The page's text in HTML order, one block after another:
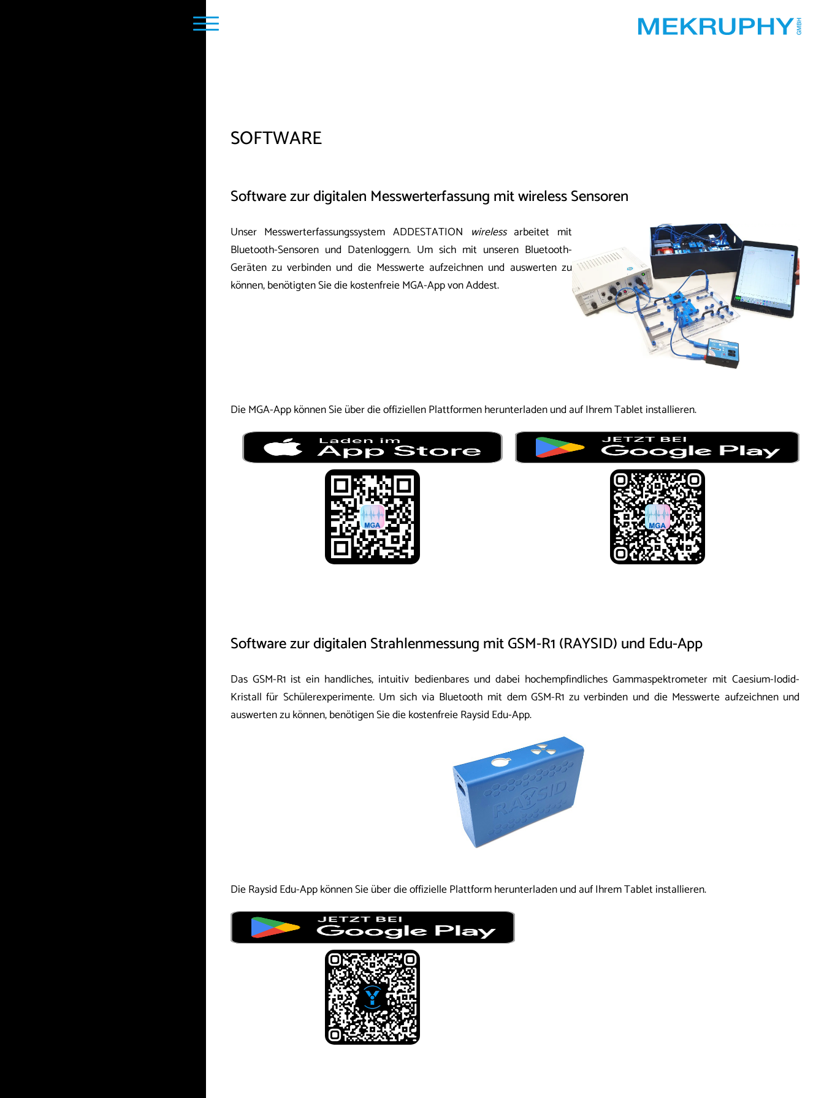
SOFTWARE
Software zur digitalen Messwerterfassung mit wireless Sensoren
Unser Messwerterfassungssystem ADDESTATION wirelessarbeitet mit
Bluetooth-Sensoren und Datenloggern. Um sich mit unseren Bluetooth-
Geräten zu verbinden und die Messwerte aufzeichnen und auswerten zu
können, benötigten Sie die kostenfreie MGA-App von Addest.
Die MGA-App können Sie über die offiziellen Plattformen herunterladen und auf Ihrem Tablet installieren.
Software zur digitalen Strahlenmessung mit GSM-R1 (RAYSID) und Edu-App
Das GSM-R1 ist ein handliches, intuitiv bedienbares und dabei hochempfindliches Gammaspektrometer mit Caesium-Iodid-
Kristall für Schülerexperimente. Um sich via Bluetooth mit dem GSM-R1 zu verbinden und die Messwerte aufzeichnen und
auswerten zu können, benötigen Sie die kostenfreie Raysid Edu-App.
Die Raysid Edu-App können Sie über die offizielle Plattform herunterladen und auf Ihrem Tablet installieren.